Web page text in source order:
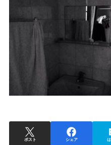
ポスト シェア